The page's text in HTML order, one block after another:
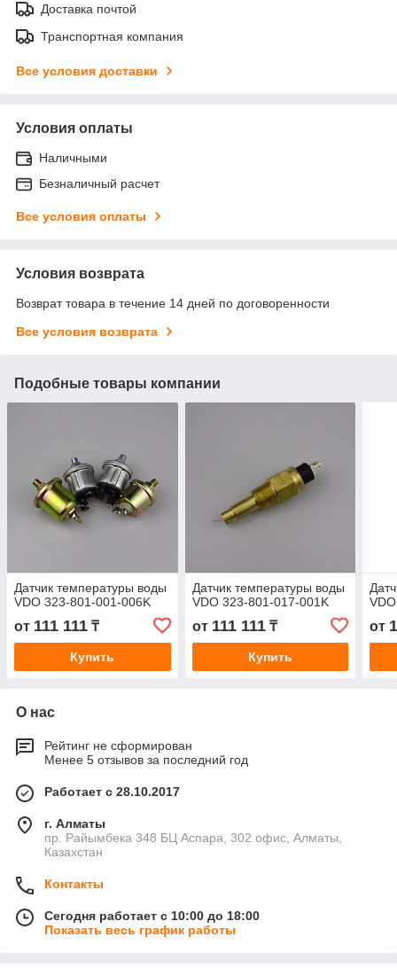
Доставка почтой
Транспортная компания
Все условия доставки
Условия оплаты
Наличными
Безналичный расчет
Все условия оплаты
Условия возврата
Возврат товара в течение 14 дней по договоренности
Все условия возврата
Подобные товары компании
Датчик температуры воды
VDO 323-801-001-006K
от 111 111 ₸
Купить
Датчик температуры воды
VDO 323-801-017-001K
от 111 111₸
Купить
от
О нас
Рейтинг не сформирован
Менее 5 отзывов за последний год
Работает с 28.10.2017
г. Алматы
пр. Райымбека 348 БЦ Аспара, 302 офис, Алматы,
Казахстан
Контакты
Сегодня работает с 10:00 до 18:00
Показать весь график работы